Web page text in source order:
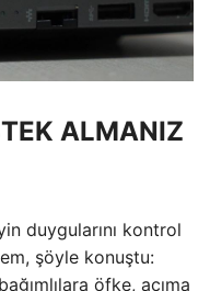
ALMANIZ
duygularını kontrol
şöyle konuştu:
öfke, acıma